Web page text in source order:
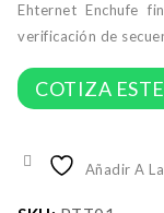
Ehternet Enchufe
verificación de
COTIZA
Añadir A